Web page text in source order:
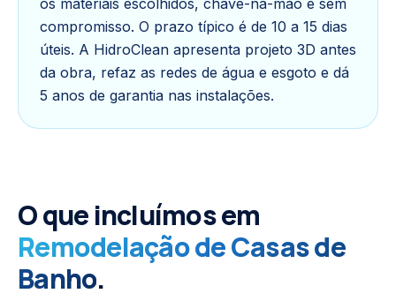
os materiais escolhidos, chave-na-mão e sem
compromisso. O prazo típico é de 10 a 15 dias
úteis. A HidroClean apresenta projeto 3D antes
da obra, refaz as redes de água e esgoto e dá
5 anos de garantia nas instalações.
O que incluímos em
Remodelação de Casas de
Banho.